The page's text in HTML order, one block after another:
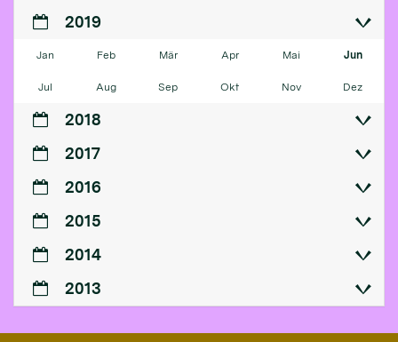
2019
Jan Feb Mär Apr Mai Jun
Jul Aug Sep Okt Nov Dez
2018
2017
2016
2015
2014
2013